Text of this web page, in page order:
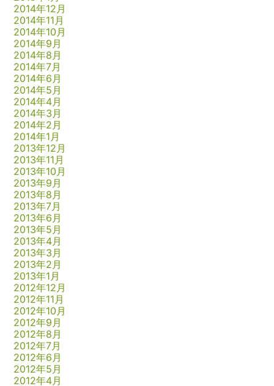
2014年12月
2014年11月
2014年10月
2014年9月
2014年8月
2014年7月
2014年6月
2014年5月
2014年4月
2014年3月
2014年2月
2014年1月
2013年12月
2013年11月
2013年10月
2013年9月
2013年8月
2013年7月
2013年6月
2013年5月
2013年4月
2013年3月
2013年2月
2013年1月
2012年12月
2012年11月
2012年10月
2012年9月
2012年8月
2012年7月
2012年6月
2012年5月
2012年4月